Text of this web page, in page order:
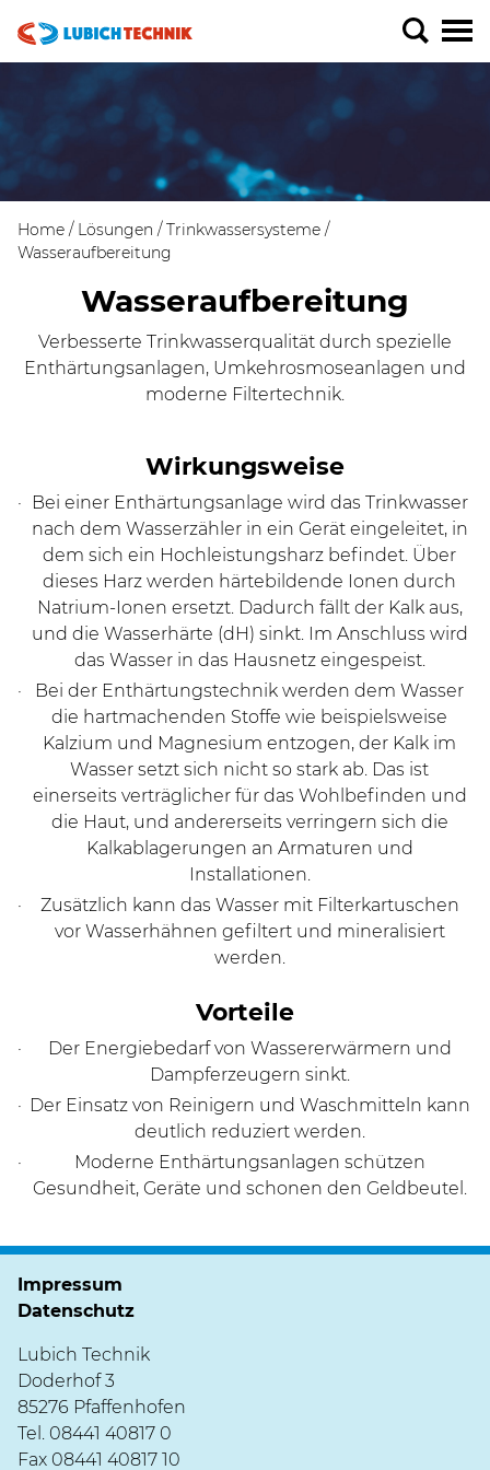
Home Lösungen
Trinkwassersysteme
Wasseraufbereitung
Wasseraufbereitung
Verbesserte Trinkwasserqualität durch spezielle
Enthärtungsanlagen, Umkehrosmoseanlagen und
moderne Filtertechnik.
Wirkungsweise
Bei einer Enthärtungsanlage wird das Trinkwasser
nach dem Wasserzähler in ein Gerät eingeleitet, in
dem sich ein Hochleistungsharz befindet. Über
dieses Harz werden härtebildende Ionen durch
Natrium-Ionen ersetzt. Dadurch fällt der Kalk aus,
und die Wasserhärte (dH) sinkt. Im Anschluss wird
das Wasser in das Hausnetz eingespeist.
Bei der Enthärtungstechnik werden dem Wasser
die hartmachenden Stoffe wie beispielsweise
Kalzium und Magnesium entzogen, der Kalk im
Wasser setzt sich nicht so stark ab. Das ist
einerseits verträglicher für das Wohlbefinden und
die Haut, und andererseits verringern sich die
Kalkablagerungen an Armaturen und
Installationen.
Zusätzlich kann das Wasser mit Filterkartuschen
vor Wasserhähnen gefiltert und mineralisiert
werden.
Vorteile
Der Energiebedarf von Wassererwärmern und
Dampferzeugern sinkt.
Der Einsatz von Reinigern und Waschmitteln kann
deutlich reduziert werden.
Moderne Enthärtungsanlagen schützen
Gesundheit, Geräte und schonen den Geldbeutel.
Impressum
Datenschutz
Lubich Technik
Doderhof 3
85276 Pfaffenhofen
Tel. 08441 40817 0
Fax 08441 40817 10